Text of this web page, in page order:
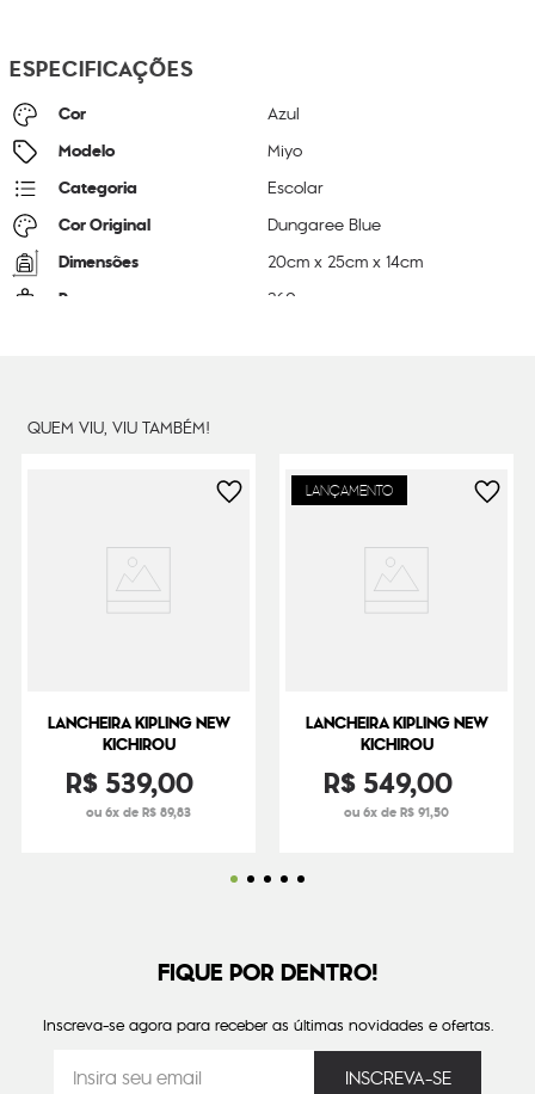
ESPECIFICAÇÕES
Cor Azul
Modelo Miyo
Categoria Escolar
Cor Original Dungaree Blue
Dimensões 20cm x25cm x14cm
Peso 260
QUEM VIU, VIU TAMBÉM!
LANCHEIRA KIPLING NEW
KICHIROU
R$539,00
ou 6x de R$ 89,83
LANÇAMENTO
LANCHEIRA KIPLING NEW
KICHIROU
R$549,00
ou 6x de R$ 91,50
FIQUE POR DENTRO!
Inscreva-se agora para receber as últimas novidades e ofertas.